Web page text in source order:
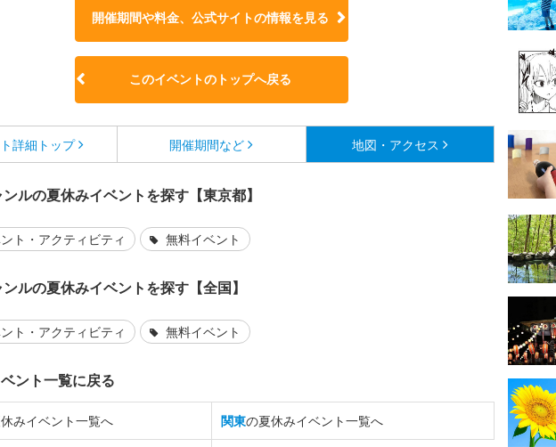
開催期間や料金、公式サイトの情報を見る
このイベントのトップへ戻る
詳細 トップ 開催期間など 地図・アクセス
ルの夏休みイベントを探す【東京都】
ト・アクティビティ 無料イベント
ルの夏休みイベントを探す【全国】
ト・アクティビティ 無料イベント
ント一覧に戻る
みイベント一覧へ 関東の夏休みイベント一覧へ